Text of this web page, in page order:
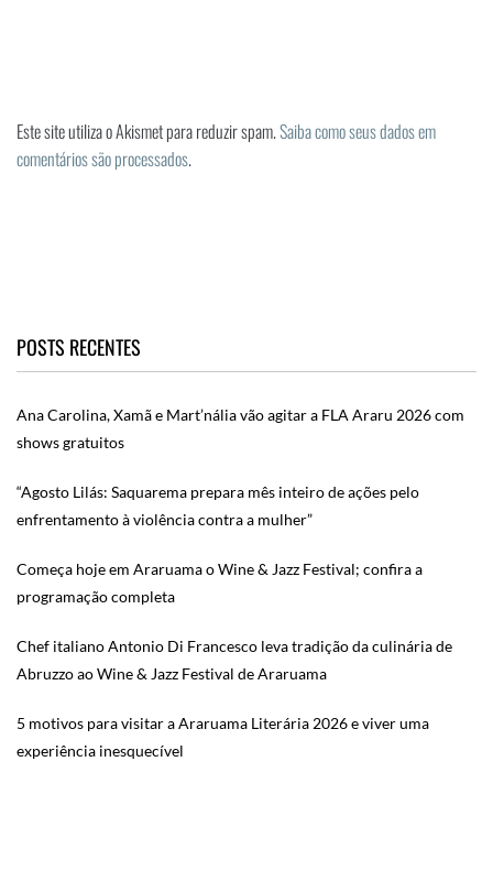
Este site utiliza o Akismet para reduzir spam.Saiba como seus dados em
comentários são processados.
POSTS RECENTES
Ana Carolina, Xamã e Mart’nália vão agitar a FLA Araru 2026 com
shows gratuitos
“Agosto Lilás: Saquarema prepara mês inteiro de ações pelo
enfrentamento à violência contra a mulher”
Começa hoje em Araruama o Wine & Jazz Festival; confira a
programação completa
Chef italiano Antonio Di Francesco leva tradição da culinária de
Abruzzo ao Wine & Jazz Festival de Araruama
5 motivos para visitar a Araruama Literária 2026 e viver uma
experiência inesquecível